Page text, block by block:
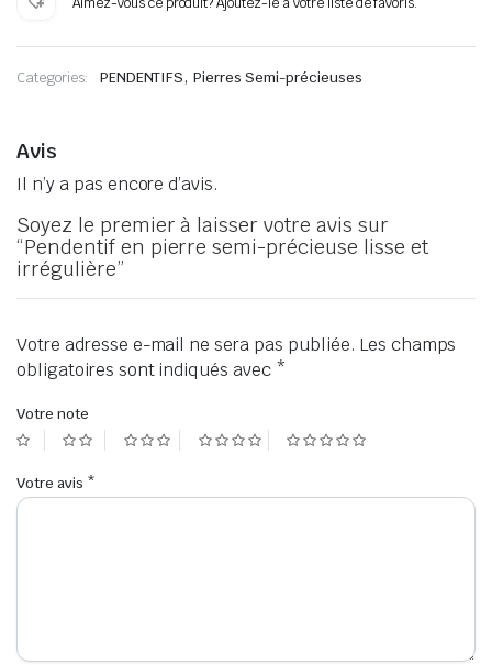
lisse
et
irrégulière
Categories: PENDENTIFS,Pierres Semi-précieuses
Avis
Il n’y a pas encore d’avis.
Soyez le premier à laisser votre avis sur
“Pendentif en pierre semi-précieuse lisse et
irrégulière”
Votre adresse e-mail ne sera pas publiée. Les champs
obligatoires sont indiqués avec *
Votre note
Votre avis *